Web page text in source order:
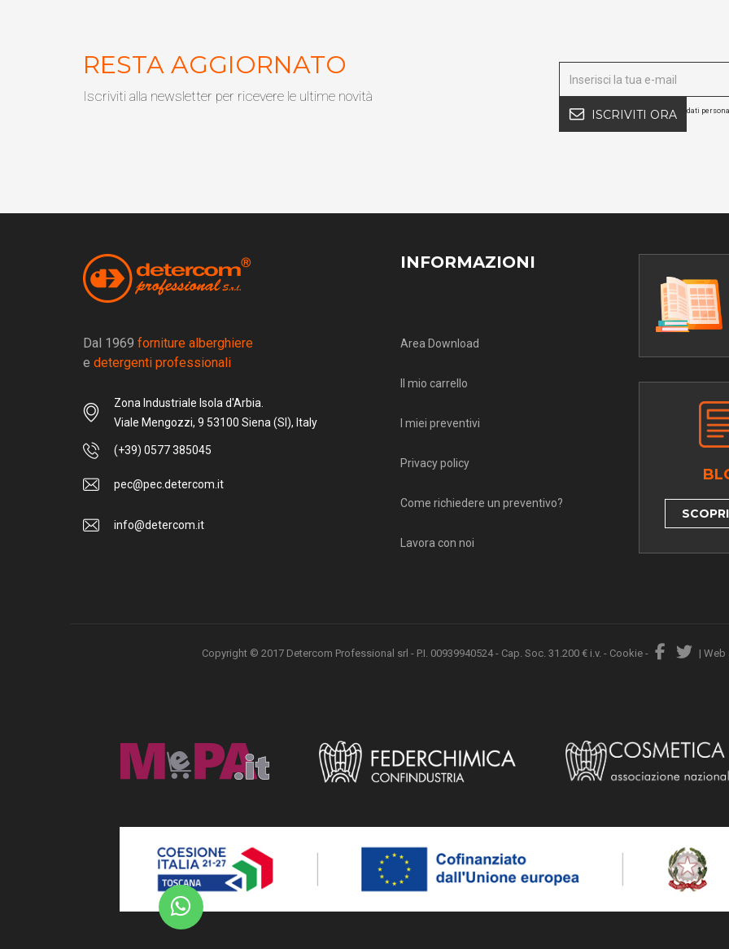
RESTA AGGIORNATO
Iscriviti alla newsletter per ricevere le ultime novità
ISCRIVITI ORA dati
Dal 1969 forniture alberghiere
e detergenti professionali
Zona Industriale Isola d'Arbia.
Viale Mengozzi, 9 53100 Siena (SI), Italy
(+39) 0577 385045
pec@pec.detercom.it
info@detercom.it
INFORMAZIONI
Area Download
Il mio carrello
I miei preventivi
Privacy policy
Come richiedere un preventivo?
Lavora con noi
Copyright © 2017 Detercom Professional srl - P.I. 00939940524 - Cap. Soc. 31.200 € i.v. - Cookie - | Web